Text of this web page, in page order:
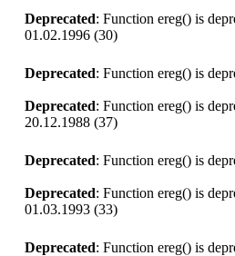
Deprecated: Function ereg() is
01.02.1996 (30)
Deprecated: Function ereg() is
Deprecated: Function ereg() is
20.12.1988 (37)
Deprecated: Function ereg() is
Deprecated: Function ereg() is
01.03.1993 (33)
Deprecated: Function ereg() is